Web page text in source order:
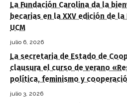
La Fundación Carolina da la
becarias en la XXV edición de
UCM
julio 6, 2026
La secretaria de Estado de
clausura el curso de verano
política, feminismo y
julio 3, 2026